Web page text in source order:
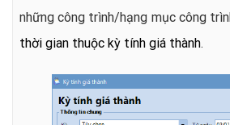
những công trình/hạng mục công
thời gian thuộc kỳ tính giá thành.